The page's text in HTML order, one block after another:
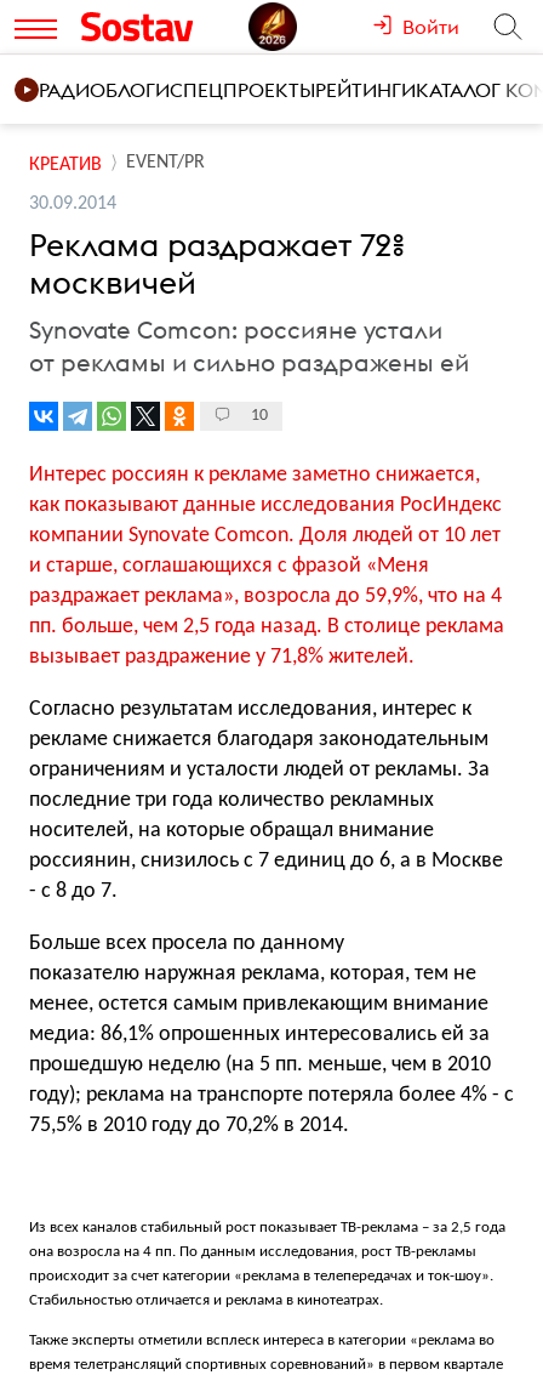
Войти
РАДИОБЛОГИСПЕЦПРОЕКТЫРЕЙТИНГИКАТАЛОГ
КРЕАТИВ EVENT/PR
30.09.2014
Реклама раздражает 72%
москвичей
Synovate Comcon: россияне устали
от рекламы и сильно раздражены ей
10
Интерес россиян к рекламе заметно снижается,
как показывают данные исследования РосИндекс
компании Synovate Comcon. Доля людей от 10 лет
и старше, соглашающихся с фразой «Меня
раздражает реклама», возросла до 59,9%, что на 4
пп. больше, чем 2,5 года назад. В столице реклама
вызывает раздражение у 71,8% жителей.
Согласно результатам исследования, интерес к
рекламе снижается благодаря законодательным
ограничениям и усталости людей от рекламы. За
последние три года количество рекламных
носителей, на которые обращал внимание
россиянин, снизилось с 7 единиц до 6, а в Москве
- с 8 до 7.
Больше всех просела по данному
показателю наружная реклама, которая, тем не
менее, остется самым привлекающим внимание
медиа: 86,1% опрошенных интересовались ей за
прошедшую неделю (на 5 пп. меньше, чем в 2010
году); реклама на транспорте потеряла более 4% - с
75,5% в 2010 году до 70,2% в 2014.
Из всех каналов стабильный рост показывает ТВ-реклама – за 2,5 года
она возросла на 4 пп. По данным исследования, рост ТВ-рекламы
происходит за счет категории «реклама в телепередачах и ток-шоу».
Стабильностью отличается и реклама в кинотеатрах.
Также эксперты отметили всплеск интереса в категории «реклама во
время телетрансляций спортивных соревнований» в первом квартале